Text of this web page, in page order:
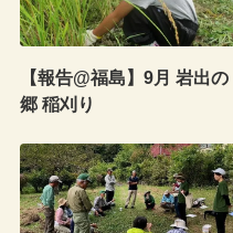
【報告@福島】9月 岩出の
郷 稲刈り